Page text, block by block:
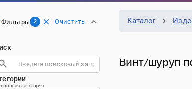
Фильтры 2 Очистить
категория
Каталог
Винт/шуруп